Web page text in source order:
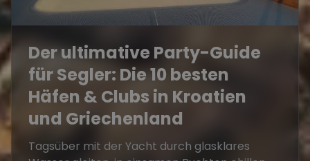
Der ultimative Party-Guide
für Segler: Die 10 besten
Häfen & Clubs in Kroatien
und Griechenland
Tagsüber mit der Yacht durch glasklares